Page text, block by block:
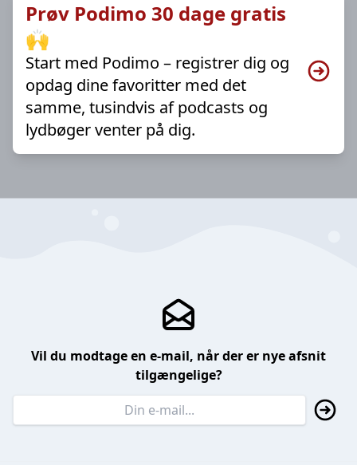
Prøv Podimo 30 dage gratis
🙌
Start med Podimo – registrer dig og
opdag dine favoritter med det
samme, tusindvis af podcasts og
lydbøger venter på dig.
Vil du modtage en e-mail, når der er nye afsnit
tilgængelige?